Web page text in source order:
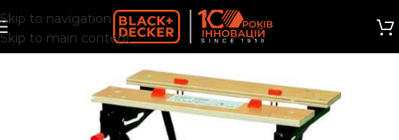
Skip to navigation
Skip to main content